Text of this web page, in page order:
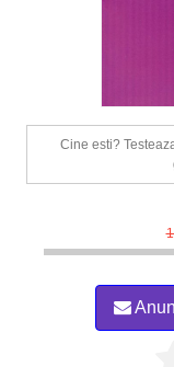
Cine esti?